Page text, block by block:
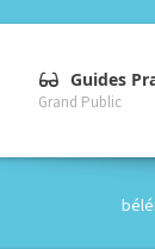
Guides
Grand Public